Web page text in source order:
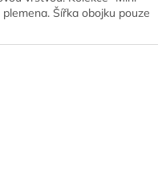
Šířka obojku pouze